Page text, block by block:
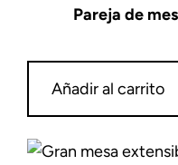
Pareja de
Añadir al carrito